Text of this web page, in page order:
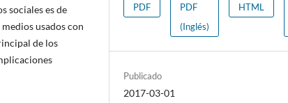
sociales es de
usados con
de los
PDF
PDF
(Inglés)
HTML
Publicado
2017-03-01